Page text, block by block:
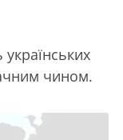
українських
чином.